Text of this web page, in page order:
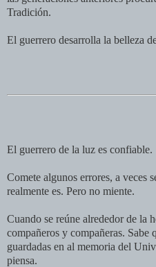
Tradición.
El guerrero desarrolla la belleza
El guerrero de la luz es confiable.
Comete algunos errores, a veces
realmente es. Pero no miente.
Cuando se reúne alrededor de la
compañeros y compañeras. Sabe
guardadas en al memoria del
piensa.